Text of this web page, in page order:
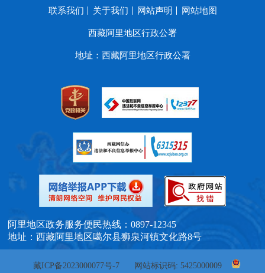
联系我们 关于我们 网站声明 网站地图
西藏阿里地区行政公署
地址：西藏阿里地区行政公署
阿里地区政务服务便民热线：0897-12345
地址：西藏阿里地区噶尔县狮泉河镇文化路8号
藏ICP备2023000077号-7 网站标识码: 5425000009